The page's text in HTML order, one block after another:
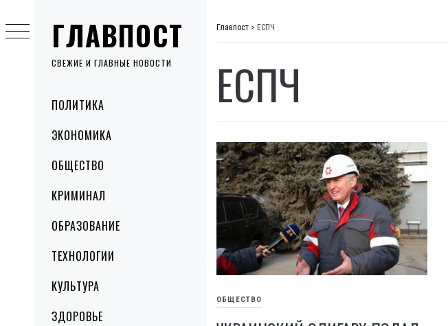
ГЛАВПОСТ
СВЕЖИЕ И ГЛАВНЫЕ НОВОСТИ
MenuПОЛИТИКА
ЭКОНОМИКА
ОБЩЕСТВО
КРИМИНАЛ
ОБРАЗОВАНИЕ
ТЕХНОЛОГИИ
КУЛЬТУРА
ЗДОРОВЬЕ
to
content
Главпост > ЕСПЧ
ЕСПЧ
ОБЩЕСТВО